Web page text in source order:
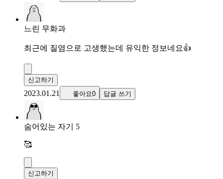
느린 무화과
최근에 질염으로 고생했는데 유익한 정보네요👍
신고하기
2023.01.21 좋아요0 답글 쓰기
숨어있는 자기 5
🥰
신고하기